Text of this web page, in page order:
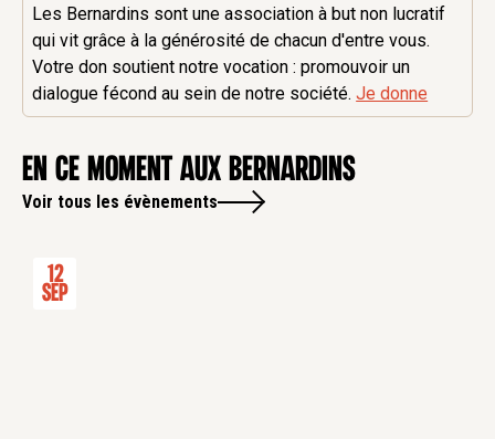
Les Bernardins sont une association à but non lucratif
qui vit grâce à la générosité de chacun d'entre vous.
Votre don soutient notre vocation : promouvoir un
dialogue fécond au sein de notre société.Je donne
en ce moment aux Bernardins
Voir tous les évènements
12
Sep